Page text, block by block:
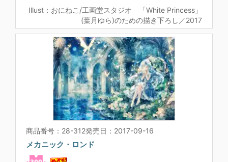
Illust：おにねこ/工画堂スタジオ 「White Princess」
(葉月ゆら)のための描き下ろし／2017
商品番号：28-312発売日：2017-09-16
メカニック・ロンド